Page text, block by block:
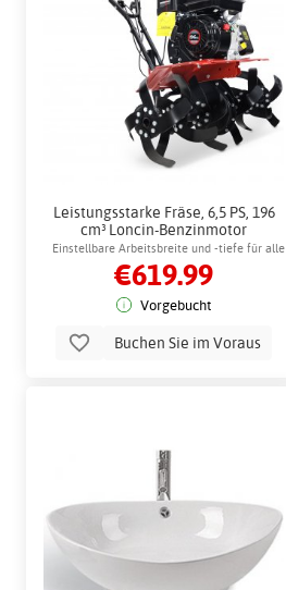
Leistungsstarke Fräse, 6,5 PS, 196
cm³ Loncin-Benzinmotor
Einstellbare Arbeitsbreite und -tiefe für alle
Bodenarten
€619.99
Vorgebucht
Buchen Sie im Voraus